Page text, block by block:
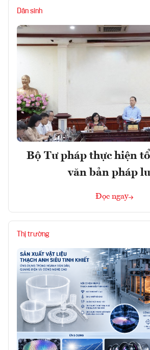
Dân sinh
Bộ Tư pháp thực hiện
văn bản pháp
Đọc ngay
Thị trường